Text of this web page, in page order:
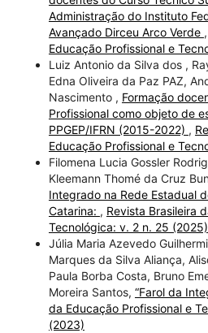
Administração do Instituto
Avançado Dirceu Arco Verde ,
Educação Profissional e
Luiz Antonio da Silva dos ,
Edna Oliveira da Paz PAZ,
Nascimento , Formação
Profissional como objeto de
PPGEP/IFRN (2015-2022) ,
Educação Profissional e
Filomena Lucia Gossler
Kleemann Thomé da Cruz
Integrado na Rede Estadual
Catarina: , Revista Brasileira
Tecnológica: v. 2 n. 25 (2025)
Júlia Maria Azevedo
Marques da Silva Aliança,
Paula Borba Costa, Bruno
Moreira Santos, “Farol da
da Educação Profissional e
(2023)